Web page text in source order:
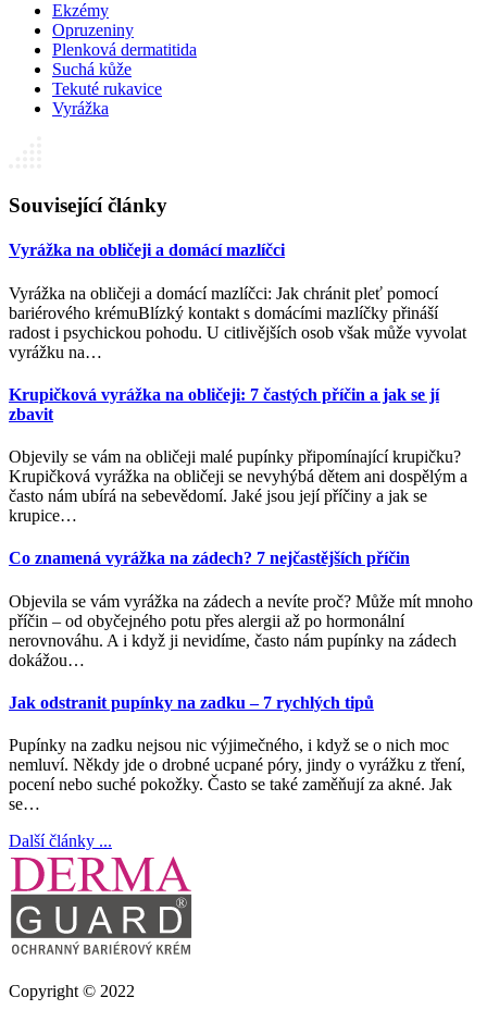
Ekzémy
Opruzeniny
Plenková dermatitida
Suchá kůže
Tekuté rukavice
Vyrážka
Související články
Vyrážka na obličeji a domácí mazlíčci
Vyrážka na obličeji a domácí mazlíčci: Jak chránit pleť pomocí
bariérového krémuBlízký kontakt s domácími mazlíčky přináší
radost i psychickou pohodu. U citlivějších osob však může vyvolat
vyrážku na…
Krupičková vyrážka na obličeji: 7 častých příčin a jak se jí
zbavit
Objevily se vám na obličeji malé pupínky připomínající krupičku?
Krupičková vyrážka na obličeji se nevyhýbá dětem ani dospělým a
často nám ubírá na sebevědomí. Jaké jsou její příčiny a jak se
krupice…
Co znamená vyrážka na zádech? 7 nejčastějších příčin
Objevila se vám vyrážka na zádech a nevíte proč? Může mít mnoho
příčin – od obyčejného potu přes alergii až po hormonální
nerovnováhu. A i když ji nevidíme, často nám pupínky na zádech
dokážou…
Jak odstranit pupínky na zadku – 7 rychlých tipů
Pupínky na zadku nejsou nic výjimečného, i když se o nich moc
nemluví. Někdy jde o drobné ucpané póry, jindy o vyrážku z tření,
pocení nebo suché pokožky. Často se také zaměňují za akné. Jak
se…
Další články ...
Copyright © 2022